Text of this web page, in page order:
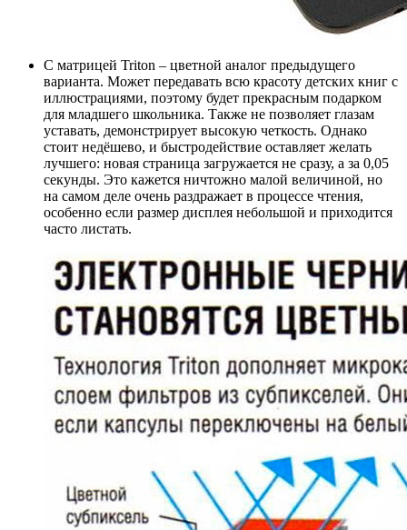
С матрицей Triton – цветной аналог предыдущего
варианта. Может передавать всю красоту детских книг с
иллюстрациями, поэтому будет прекрасным подарком
для младшего школьника. Также не позволяет глазам
уставать, демонстрирует высокую четкость. Однако
стоит недёшево, и быстродействие оставляет желать
лучшего: новая страница загружается не сразу, а за 0,05
секунды. Это кажется ничтожно малой величиной, но
на самом деле очень раздражает в процессе чтения,
особенно если размер дисплея небольшой и приходится
часто листать.